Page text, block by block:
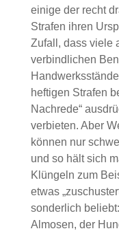
einige der recht
Strafen ihren
Zufall, dass viele
verbindlichen
heftigen Strafen
Nachrede“
verbieten. Aber
können nur
und so hält sich
Klüngeln zum
etwas
sonderlich
Almosen, der